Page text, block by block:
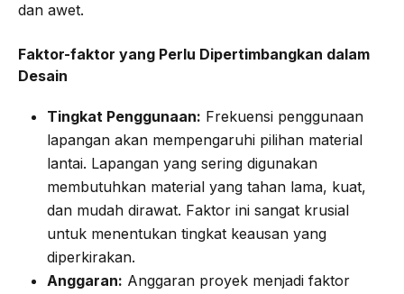
dan awet.
Faktor-faktor yang Perlu Dipertimbangkan dalam
Desain
Tingkat Penggunaan: Frekuensi penggunaan
lapangan akan mempengaruhi pilihan material
lantai. Lapangan yang sering digunakan
membutuhkan material yang tahan lama, kuat,
dan mudah dirawat. Faktor ini sangat krusial
untuk menentukan tingkat keausan yang
diperkirakan.
Anggaran: Anggaran proyek menjadi faktor